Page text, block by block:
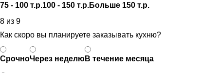
75 - 100 т.р.100 - 150 т.р.Больше 150 т.р.
8 из 9
Как скоро вы планируете заказывать кухню?
СрочноЧерез неделю В течение месяца